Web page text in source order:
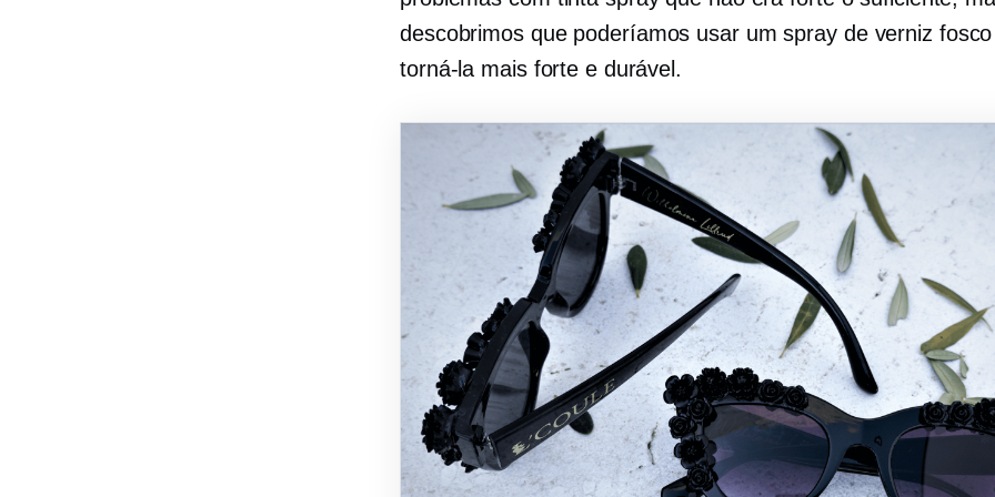
descobrimos que poderíamos usar um spray de verniz
torná-la mais forte e durável.